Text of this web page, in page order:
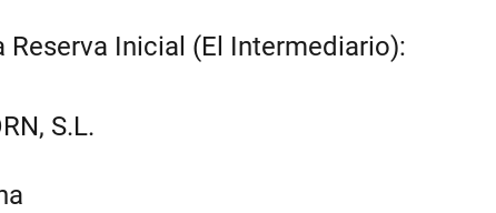
Reserva Inicial (El Intermediario):
S.L.